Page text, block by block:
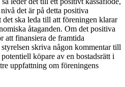
det är på detta positiva
ska leda till att föreningen klarar
åtaganden. Om det positiva
att finansiera de framtida
skriva någon kommentar till
köpare av en bostadsrätt i
uppfattning om föreningens